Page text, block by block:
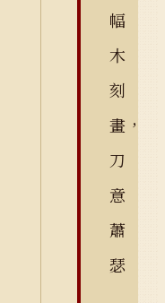
幅
木
刻
畫，
刀
意
蕭
瑟